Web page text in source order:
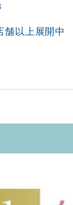
舗以上展開中